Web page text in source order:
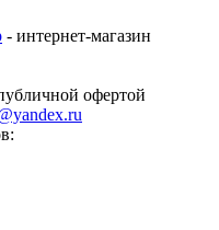
- интернет-магазин
офертой